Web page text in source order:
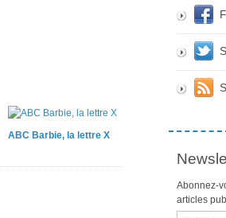
ABC Barbie, la lettre X
Abonnez-
articles